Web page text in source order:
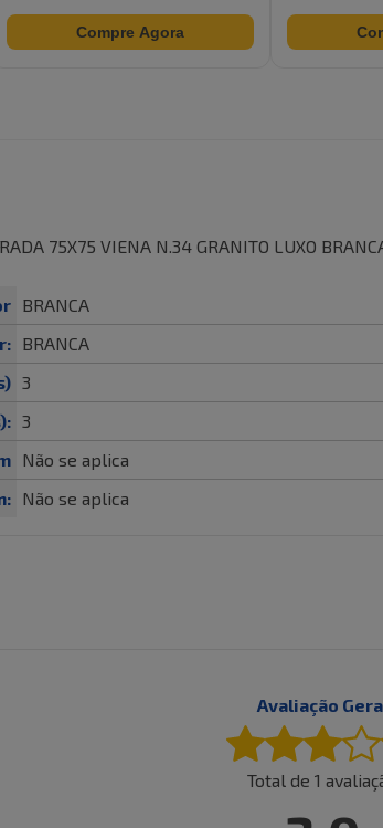
Compre Agora
75X75 VIENA N.34 GRANITO LUXO
BRANCA
BRANCA
3
3
Não se aplica
Não se aplica
Avaliação
Total de 1